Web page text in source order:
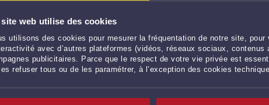
site web utilise des cookies
utilisons des cookies pour mesurer la fréquentation de notre site,
avec d’autres plateformes (vidéos, réseaux sociaux,
publicitaires. Parce que le respect de votre vie privée est
refuser tous ou de les paramétrer, à l’exception des cookies